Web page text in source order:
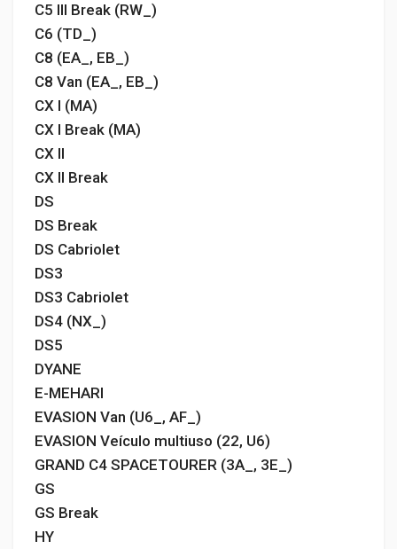
C5 III Break (RW_)
C6 (TD_)
C8 (EA_, EB_)
C8 Van (EA_, EB_)
CX I (MA)
CX I Break (MA)
CX II
CX II Break
DS
DS Break
DS Cabriolet
DS3
DS3 Cabriolet
DS4 (NX_)
DS5
DYANE
E-MEHARI
EVASION Van (U6_, AF_)
EVASION Veículo multiuso (22, U6)
GRAND C4 SPACETOURER (3A_, 3E_)
GS
GS Break
HY